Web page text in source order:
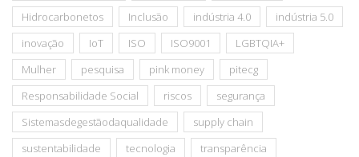
Hidrocarbonetos
Inclusão indústria 4.0
indústria 5.0
inovação
IoT ISO ISO9001
LGBTQIA+
Mulher
pesquisa pink money
pitecg
Responsabilidade Social
riscos
segurança
Sistemasdegestãodaqualidade
supply chain
sustentabilidade
tecnologia transparência